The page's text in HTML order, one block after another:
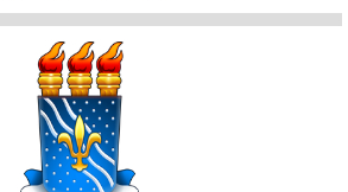
Acesso à informação